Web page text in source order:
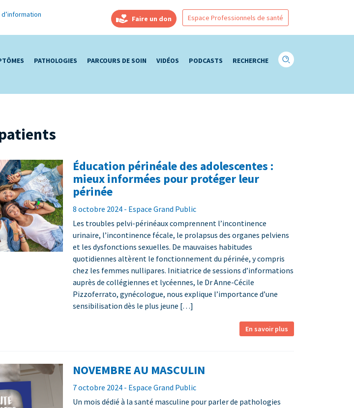
Espace Professionnels de santé
Faire un don
PATHOLOGIES PARCOURS DE SOIN VIDÉOS PODCASTS RECHERCHE
Éducation périnéale des adolescentes :
mieux informées pour protéger leur
périnée
8 octobre 2024 - Espace Grand Public
Les troubles pelvi-périnéaux comprennent l’incontinence
urinaire, l’incontinence fécale, le prolapsus des organes pelviens
et les dysfonctions sexuelles. De mauvaises habitudes
quotidiennes altèrent le fonctionnement du périnée, y compris
chez les femmes nullipares. Initiatrice de sessions d’informations
auprès de collégiennes et lycéennes, le Dr Anne-Cécile
Pizzoferrato, gynécologue, nous explique l’importance d’une
sensibilisation dès le plus jeune […]
En savoir plus
NOVEMBRE AU MASCULIN
7 octobre 2024 - Espace Grand Public
Un mois dédié à la santé masculine pour parler de pathologies